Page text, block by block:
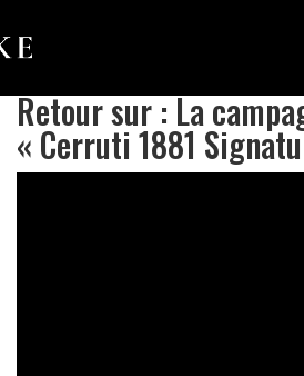
Retour sur : La
« Cerruti 1881